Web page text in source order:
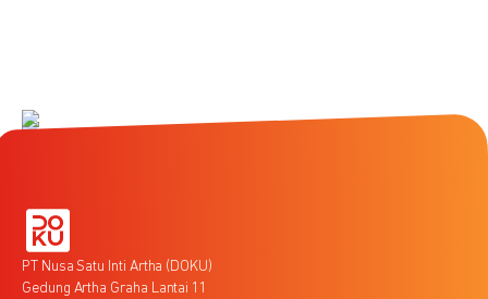
PT Nusa Satu Inti Artha (DOKU)
Gedung Artha Graha Lantai 11